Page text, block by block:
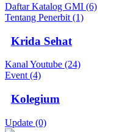
Daftar Katalog GMI (6)
Tentang Penerbit (1)
Krida Sehat
Kanal Youtube (24)
Event (4)
Kolegium
Update (0)